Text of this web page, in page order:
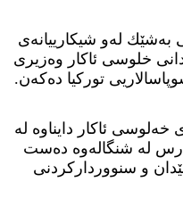
له‌و شیكارییانه‌ى
خلوسى ئاكار وه‌زیرى
توركیا ده‌كه‌ن.
خه‌لوسى ئاكار دایناوه‌ له‌
له‌ شنگاله‌وه‌ ده‌ست
و سنوورداركردنى